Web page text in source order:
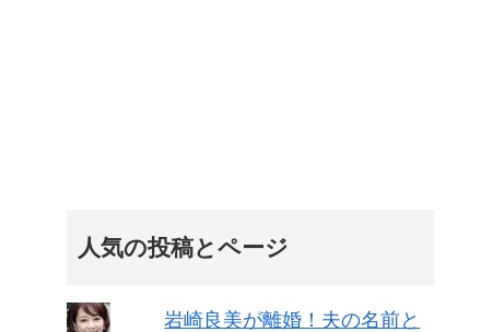
人気の投稿とページ
岩崎良美が離婚！夫の名前と